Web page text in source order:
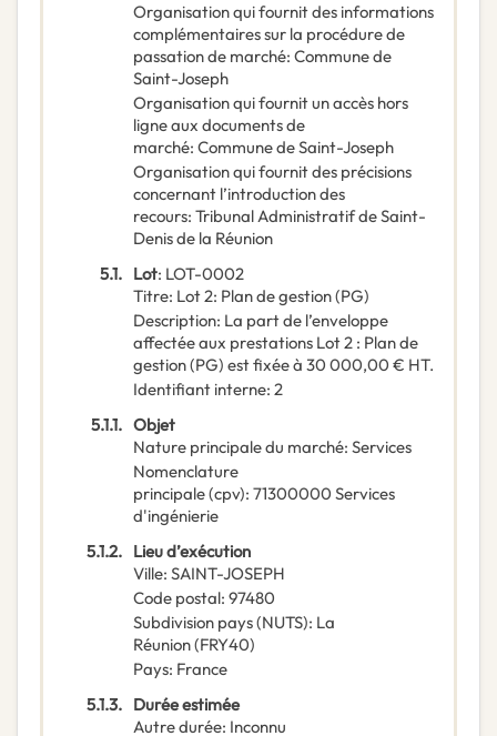
Organisation qui fournit des informations
complémentaires sur la procédure de
passation de marché: Commune de
Saint-Joseph
Organisation qui fournit un accès hors
ligne aux documents de
marché: Commune de Saint-Joseph
Organisation qui fournit des précisions
concernant l’introduction des
recours: Tribunal Administratif de Saint-
Denis de la Réunion
5.1. Lot: LOT-0002
Titre: Lot 2: Plan de gestion (PG)
Description: La part de l’enveloppe
affectée aux prestations Lot 2 : Plan de
gestion (PG) est fixée à 30 000,00 € HT.
Identifiant interne: 2
5.1.1. Objet
Nature principale du marché: Services
Nomenclature
principale(cpv): 71300000 Services
d'ingénierie
5.1.2. Lieu d’exécution
Ville: SAINT-JOSEPH
Code postal: 97480
Subdivision pays (NUTS): La
Réunion(FRY40)
Pays: France
5.1.3. Durée estimée
Autre durée: Inconnu